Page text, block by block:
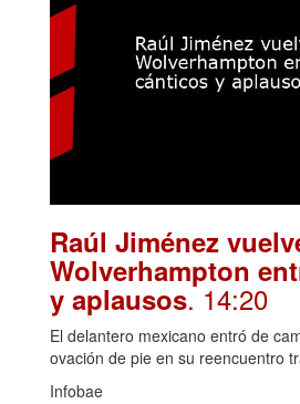
Raúl Jiménez
Wolverhampton
y aplausos. 14:20
El delantero mexicano entró de
ovación de pie en su reencuentro
Infobae